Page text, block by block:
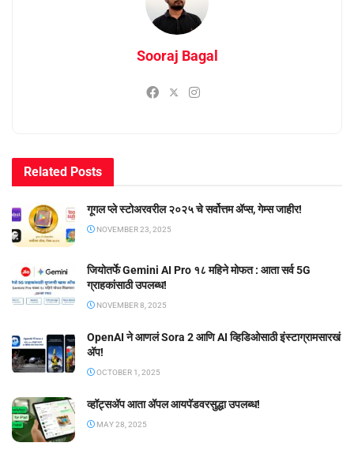
Sooraj Bagal
Related Posts
गूगल प्ले स्टोअरवरील २०२५ चे सर्वोत्तम ॲप्स, गेम्स जाहीर!
NOVEMBER 23, 2025
जियोतर्फे Gemini AI Pro १८ महिने मोफत : आता सर्व 5G
ग्राहकांसाठी उपलब्ध!
NOVEMBER 8, 2025
OpenAI ने आणलं Sora 2 आणि AI व्हिडिओसाठी इंस्टाग्रामसारखं
अ‍ॅप!
OCTOBER 1, 2025
व्हॉट्सॲप आता ॲपल आयपॅडवरसुद्धा उपलब्ध!
MAY 28, 2025